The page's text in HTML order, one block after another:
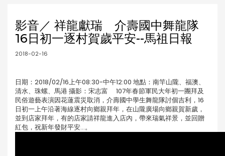
影音／ 祥龍獻瑞 介壽國中舞龍隊
16日初一逐村賀歲平安--馬祖日報
2018-02-16
日期：2018/02/16上午08:30-中午12:00 地點：南竿山隴、福澳、
清水、珠螺、馬港 攝影：宋志富 107年春節軍民大年初一團拜及
民俗遊藝表演因花蓮震災取消，介壽國中學生舞龍隊討個吉利，16
日初一上午沿著海線逐村向鄉親拜年，在山隴廣場向鄉親賀新歲，
並到店家拜年，有的店家請祥龍進入店內，帶來瑞氣祥景，並回贈
紅包，祝新年發財平安...。